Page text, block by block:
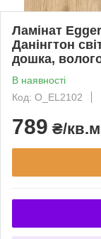
Ламінат
Данінгтон
дошка,
В наявності
Код: O_EL2102
789 ₴/кв.м